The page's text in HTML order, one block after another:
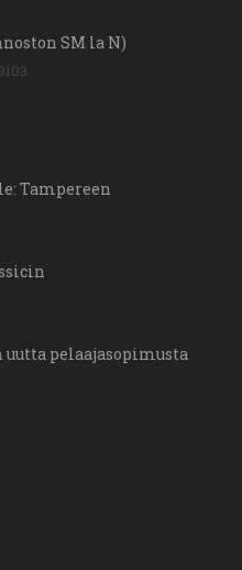
SM la N)
Tampereen
pelaajasopimusta